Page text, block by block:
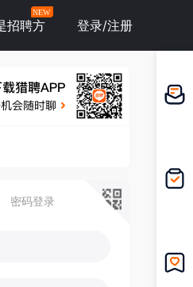
招聘方
NEW
登录/注册
密码登录